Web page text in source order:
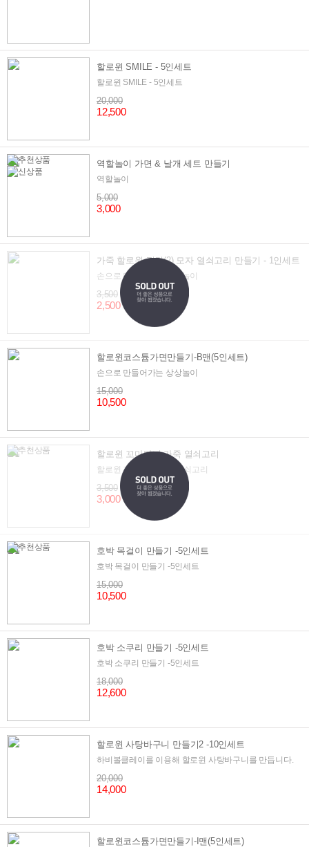
할로윈 SMILE - 5인세트
할로윈 SMILE - 5인세트
20,000
12,500
역할놀이 가면 & 날개 세트 만들기
역할놀이
5,000
3,000
가죽 할로윈 펌킨(2) 모자 열쇠고리 만들기 - 1인세트
손으로 만들어가는 상상놀이
3,500
2,500
할로윈코스튬가면만들기-B맨(5인세트)
손으로 만들어가는 상상놀이
15,000
10,500
할로윈 꼬마마녀 가죽 열쇠고리
할로윈 꼬마마녀 가죽 열쇠고리
3,500
3,000
호박 목걸이 만들기 -5인세트
호박 목걸이 만들기 -5인세트
15,000
10,500
호박 소쿠리 만들기 -5인세트
호박 소쿠리 만들기 -5인세트
18,000
12,600
할로윈 사탕바구니 만들기2 -10인세트
하비볼클레이를 이용해 할로윈 사탕바구니를 만듭니다.
20,000
14,000
할로윈코스튬가면만들기-I맨(5인세트)